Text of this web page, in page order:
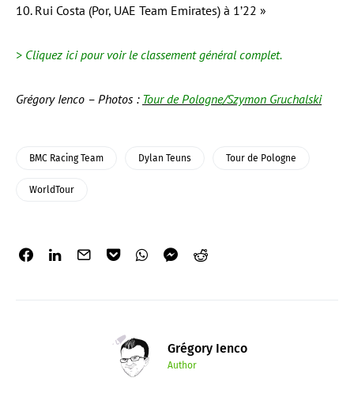
10. Rui Costa (Por, UAE Team Emirates) à 1’22 »
> Cliquez ici pour voir le classement général complet.
Grégory Ienco – Photos : Tour de Pologne/Szymon Gruchalski
BMC Racing Team Dylan Teuns Tour de Pologne
WorldTour
Grégory Ienco
Author